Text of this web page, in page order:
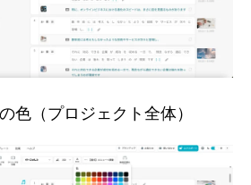
色（プロジェクト全体）